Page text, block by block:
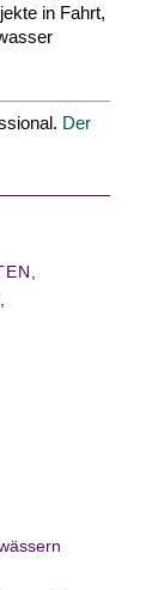
in Fahrt,
Der
,